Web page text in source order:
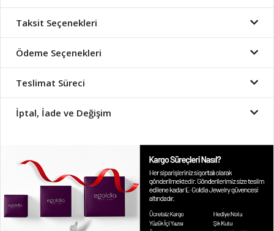
Taksit Seçenekleri
Ödeme Seçenekleri
Teslimat Süreci
İptal, İade ve Değişim